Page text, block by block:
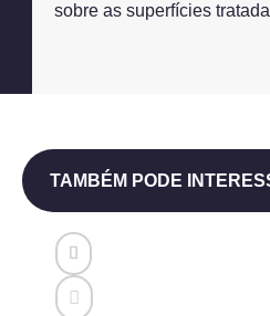
sobre as superfícies
TAMBÉM PODE